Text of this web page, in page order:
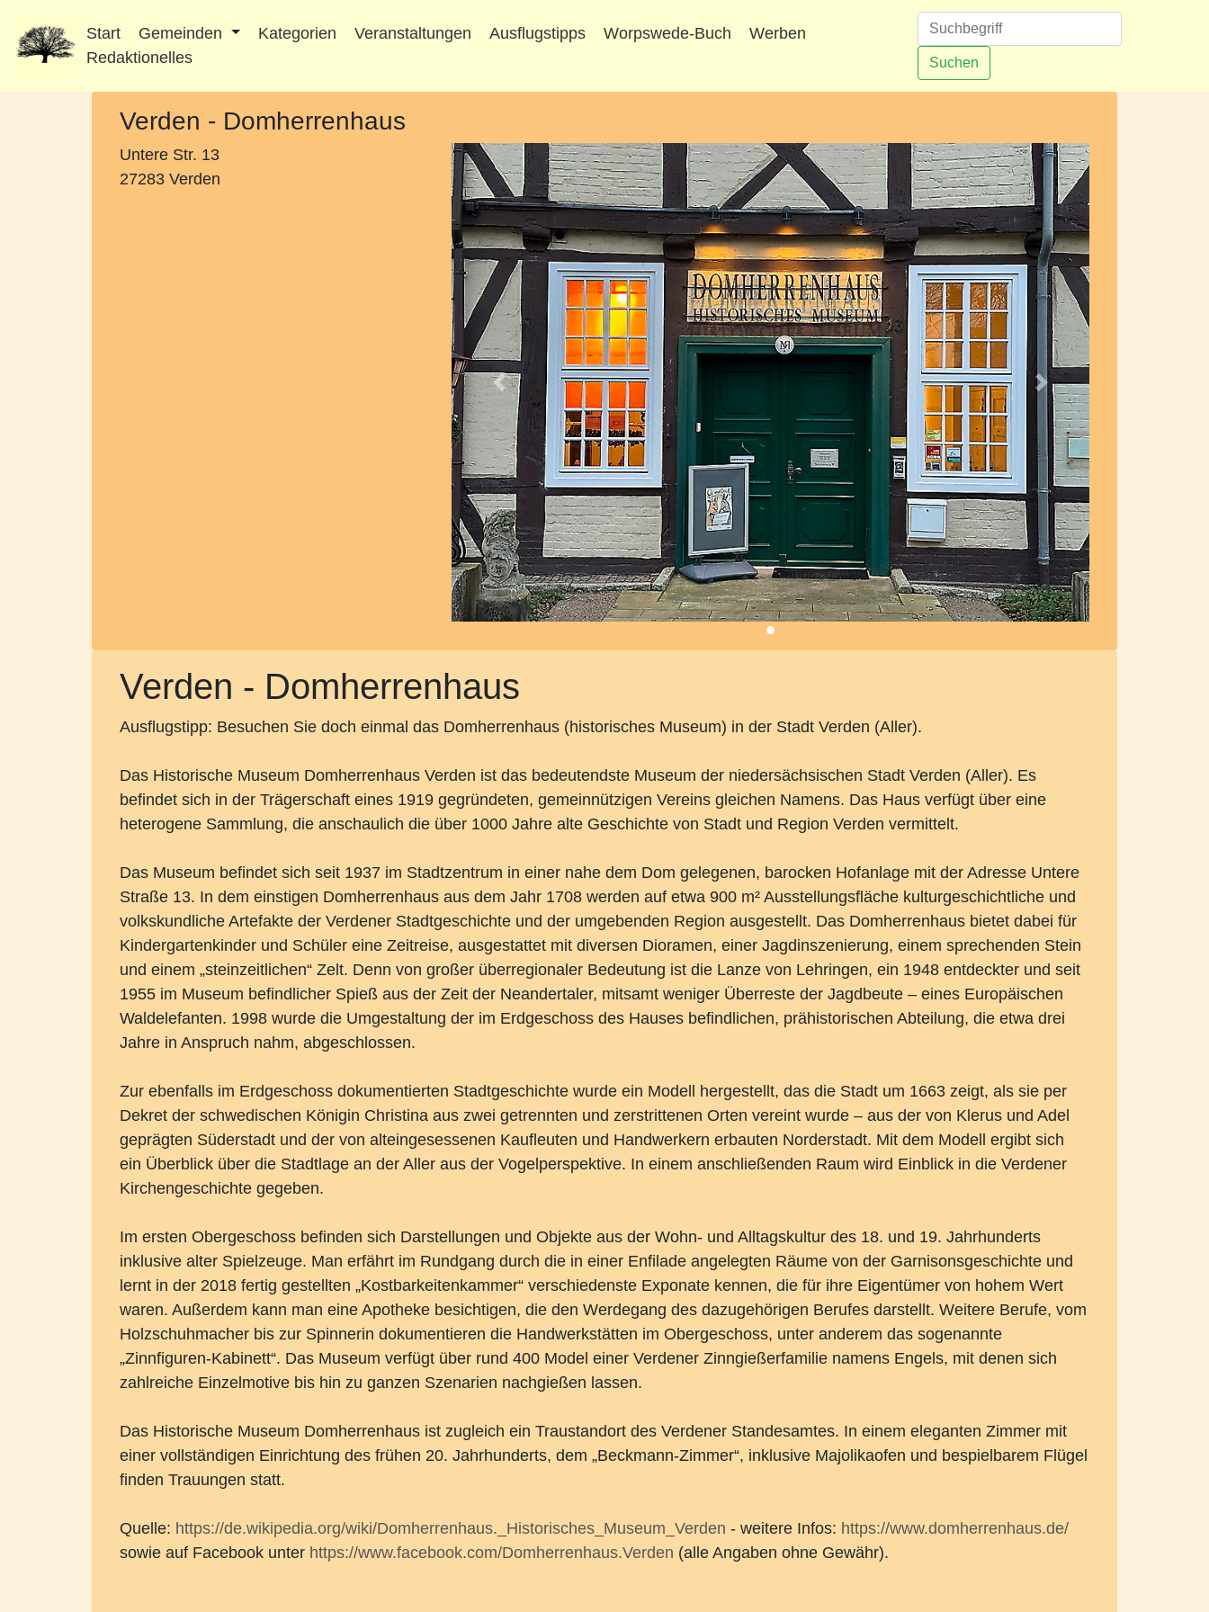
Start Gemeinden Kategorien Veranstaltungen Ausflugstipps Worpswede-Buch
Werben
Redaktionelles
Suchen
Verden - Domherrenhaus
Untere Str. 13
27283 Verden
Vorheriges Nächstes
Verden - Domherrenhaus
Ausflugstipp: Besuchen Sie doch einmal das Domherrenhaus (historisches Museum) in der Stadt Verden (Aller).
Das Historische Museum Domherrenhaus Verden ist das bedeutendste Museum der niedersächsischen Stadt Verden (Aller). Es
befindet sich in der Trägerschaft eines 1919 gegründeten, gemeinnützigen Vereins gleichen Namens. Das Haus verfügt über eine
heterogene Sammlung, die anschaulich die über 1000 Jahre alte Geschichte von Stadt und Region Verden vermittelt.
Das Museum befindet sich seit 1937 im Stadtzentrum in einer nahe dem Dom gelegenen, barocken Hofanlage mit der Adresse Untere
Straße 13. In dem einstigen Domherrenhaus aus dem Jahr 1708 werden auf etwa 900 m² Ausstellungsfläche kulturgeschichtliche und
volkskundliche Artefakte der Verdener Stadtgeschichte und der umgebenden Region ausgestellt. Das Domherrenhaus bietet dabei für
Kindergartenkinder und Schüler eine Zeitreise, ausgestattet mit diversen Dioramen, einer Jagdinszenierung, einem sprechenden Stein
und einem „steinzeitlichen“ Zelt. Denn von großer überregionaler Bedeutung ist die Lanze von Lehringen, ein 1948 entdeckter und seit
1955 im Museum befindlicher Spieß aus der Zeit der Neandertaler, mitsamt weniger Überreste der Jagdbeute – eines Europäischen
Waldelefanten. 1998 wurde die Umgestaltung der im Erdgeschoss des Hauses befindlichen, prähistorischen Abteilung, die etwa drei
Jahre in Anspruch nahm, abgeschlossen.
Zur ebenfalls im Erdgeschoss dokumentierten Stadtgeschichte wurde ein Modell hergestellt, das die Stadt um 1663 zeigt, als sie per
Dekret der schwedischen Königin Christina aus zwei getrennten und zerstrittenen Orten vereint wurde – aus der von Klerus und Adel
geprägten Süderstadt und der von alteingesessenen Kaufleuten und Handwerkern erbauten Norderstadt. Mit dem Modell ergibt sich
ein Überblick über die Stadtlage an der Aller aus der Vogelperspektive. In einem anschließenden Raum wird Einblick in die Verdener
Kirchengeschichte gegeben.
Im ersten Obergeschoss befinden sich Darstellungen und Objekte aus der Wohn- und Alltagskultur des 18. und 19. Jahrhunderts
inklusive alter Spielzeuge. Man erfährt im Rundgang durch die in einer Enfilade angelegten Räume von der Garnisonsgeschichte und
lernt in der 2018 fertig gestellten „Kostbarkeitenkammer“ verschiedenste Exponate kennen, die für ihre Eigentümer von hohem Wert
waren. Außerdem kann man eine Apotheke besichtigen, die den Werdegang des dazugehörigen Berufes darstellt. Weitere Berufe, vom
Holzschuhmacher bis zur Spinnerin dokumentieren die Handwerkstätten im Obergeschoss, unter anderem das sogenannte
„Zinnfiguren-Kabinett“. Das Museum verfügt über rund 400 Model einer Verdener Zinngießerfamilie namens Engels, mit denen sich
zahlreiche Einzelmotive bis hin zu ganzen Szenarien nachgießen lassen.
Das Historische Museum Domherrenhaus ist zugleich ein Traustandort des Verdener Standesamtes. In einem eleganten Zimmer mit
einer vollständigen Einrichtung des frühen 20. Jahrhunderts, dem „Beckmann-Zimmer“, inklusive Majolikaofen und bespielbarem Flügel
finden Trauungen statt.
Quelle: https://de.wikipedia.org/wiki/Domherrenhaus._Historisches_Museum_Verden - weitere Infos: https://www.domherrenhaus.de/
sowie auf Facebook unter https://www.facebook.com/Domherrenhaus.Verden (alle Angaben ohne Gewähr).